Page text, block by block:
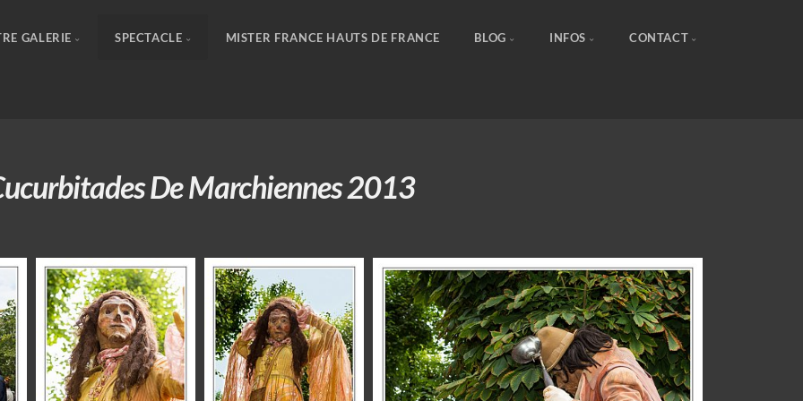
GALERIE SPECTACLE MISTER FRANCE HAUTS DE FRANCE BLOG INFOS CONTACT
De Marchiennes 2013